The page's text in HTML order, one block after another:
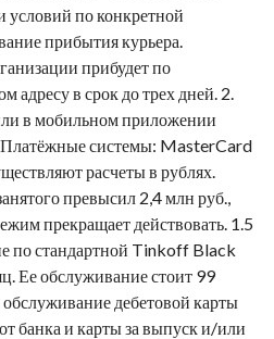
условий по конкретной
прибытия курьера.
прибудет по
адресу в срок до трех дней. 2.
в мобильном приложении
системы: MasterCard
расчеты в рублях.
превысил 2,4 млн руб.,
прекращает действовать. 1.5
по стандартной Tinkoff Black
Ее обслуживание стоит 99
дебетовой карты
банка и карты за выпуск и/или